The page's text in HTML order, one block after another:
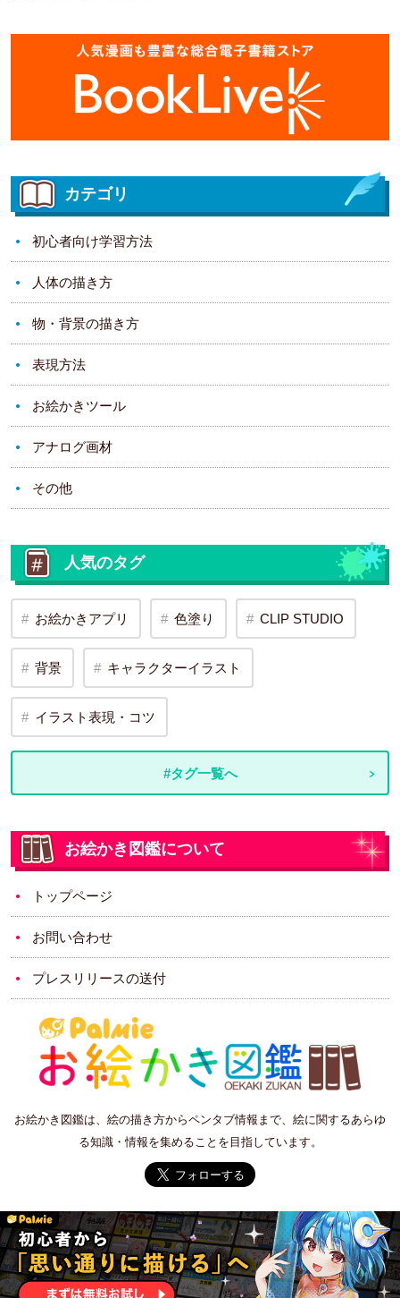
カテゴリ
初心者向け学習方法
人体の描き方
物・背景の描き方
表現方法
お絵かきツール
アナログ画材
その他
人気のタグ
お絵かきアプリ 色塗り CLIP STUDIO
背景 キャラクターイラスト
イラスト表現・コツ
#タグ一覧へ
お絵かき図鑑について
トップページ
お問い合わせ
プレスリリースの送付
お絵かき図鑑は、絵の描き方からペンタブ情報まで、絵に関するあらゆ
る知識・情報を集めることを目指しています。